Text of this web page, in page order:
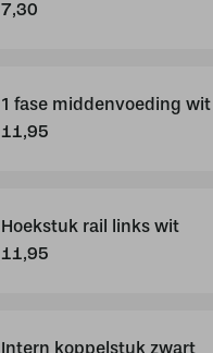
7,30
1 fase middenvoeding wit
11,95
Hoekstuk rail links wit
11,95
Intern koppelstuk zwart